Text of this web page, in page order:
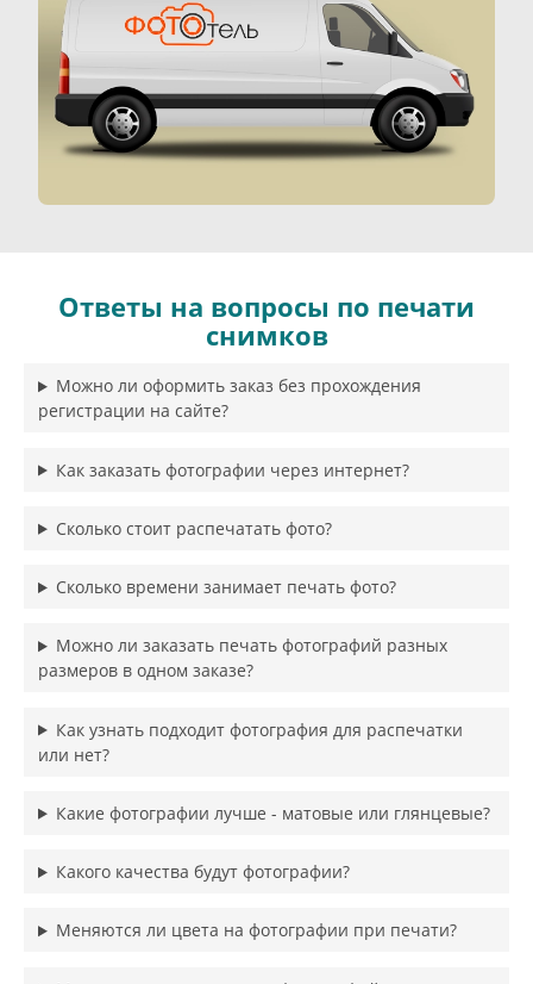
Ответы на вопросы по печати
снимков
Можно ли оформить заказ без прохождения
регистрации на сайте?
Как заказать фотографии через интернет?
Сколько стоит распечатать фото?
Сколько времени занимает печать фото?
Можно ли заказать печать фотографий разных
размеров в одном заказе?
Как узнать подходит фотография для распечатки
или нет?
Какие фотографии лучше - матовые или глянцевые?
Какого качества будут фотографии?
Меняются ли цвета на фотографии при печати?